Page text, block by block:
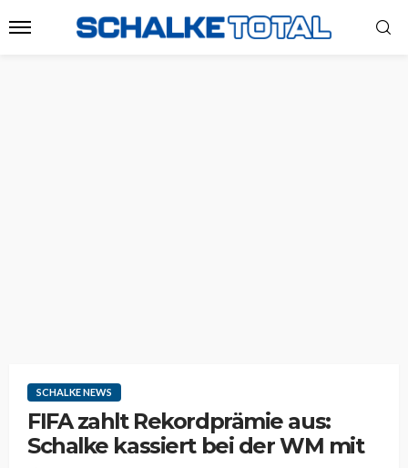
SCHALKE NEWS
FIFA zahlt Rekordprämie aus:
Schalke kassiert bei der WM mit